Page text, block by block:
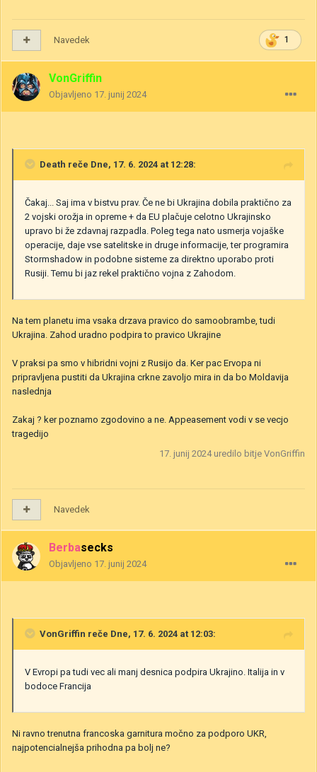
1
Navedek
VonGriffin
Objavljeno 17. junij 2024
Death reče Dne, 17. 6. 2024 at 12:28:
Čakaj... Saj ima v bistvu prav. Če ne bi Ukrajina dobila praktično za
2 vojski orožja in opreme + da EU plačuje celotno Ukrajinsko
upravo bi že zdavnaj razpadla. Poleg tega nato usmerja vojaške
operacije, daje vse satelitske in druge informacije, ter programira
Stormshadow in podobne sisteme za direktno uporabo proti
Rusiji. Temu bi jaz rekel praktično vojna z Zahodom.
Na tem planetu ima vsaka drzava pravico do samoobrambe, tudi
Ukrajina. Zahod uradno podpira to pravico Ukrajine
V praksi pa smo v hibridni vojni z Rusijo da. Ker pac Ervopa ni
pripravljena pustiti da Ukrajina crkne zavoljo mira in da bo Moldavija
naslednja
Zakaj ? ker poznamo zgodovino a ne. Appeasement vodi v se vecjo
tragedijo
17. junij 2024uredilo bitje VonGriffin
Navedek
Berbasecks
Objavljeno 17. junij 2024
VonGriffin reče Dne, 17. 6. 2024 at 12:03:
V Evropi pa tudi vec ali manj desnica podpira Ukrajino. Italija in v
bodoce Francija
Ni ravno trenutna francoska garnitura močno za podporo UKR,
najpotencialnejša prihodna pa bolj ne?